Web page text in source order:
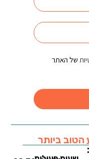
של האתר
הטוב ביותר